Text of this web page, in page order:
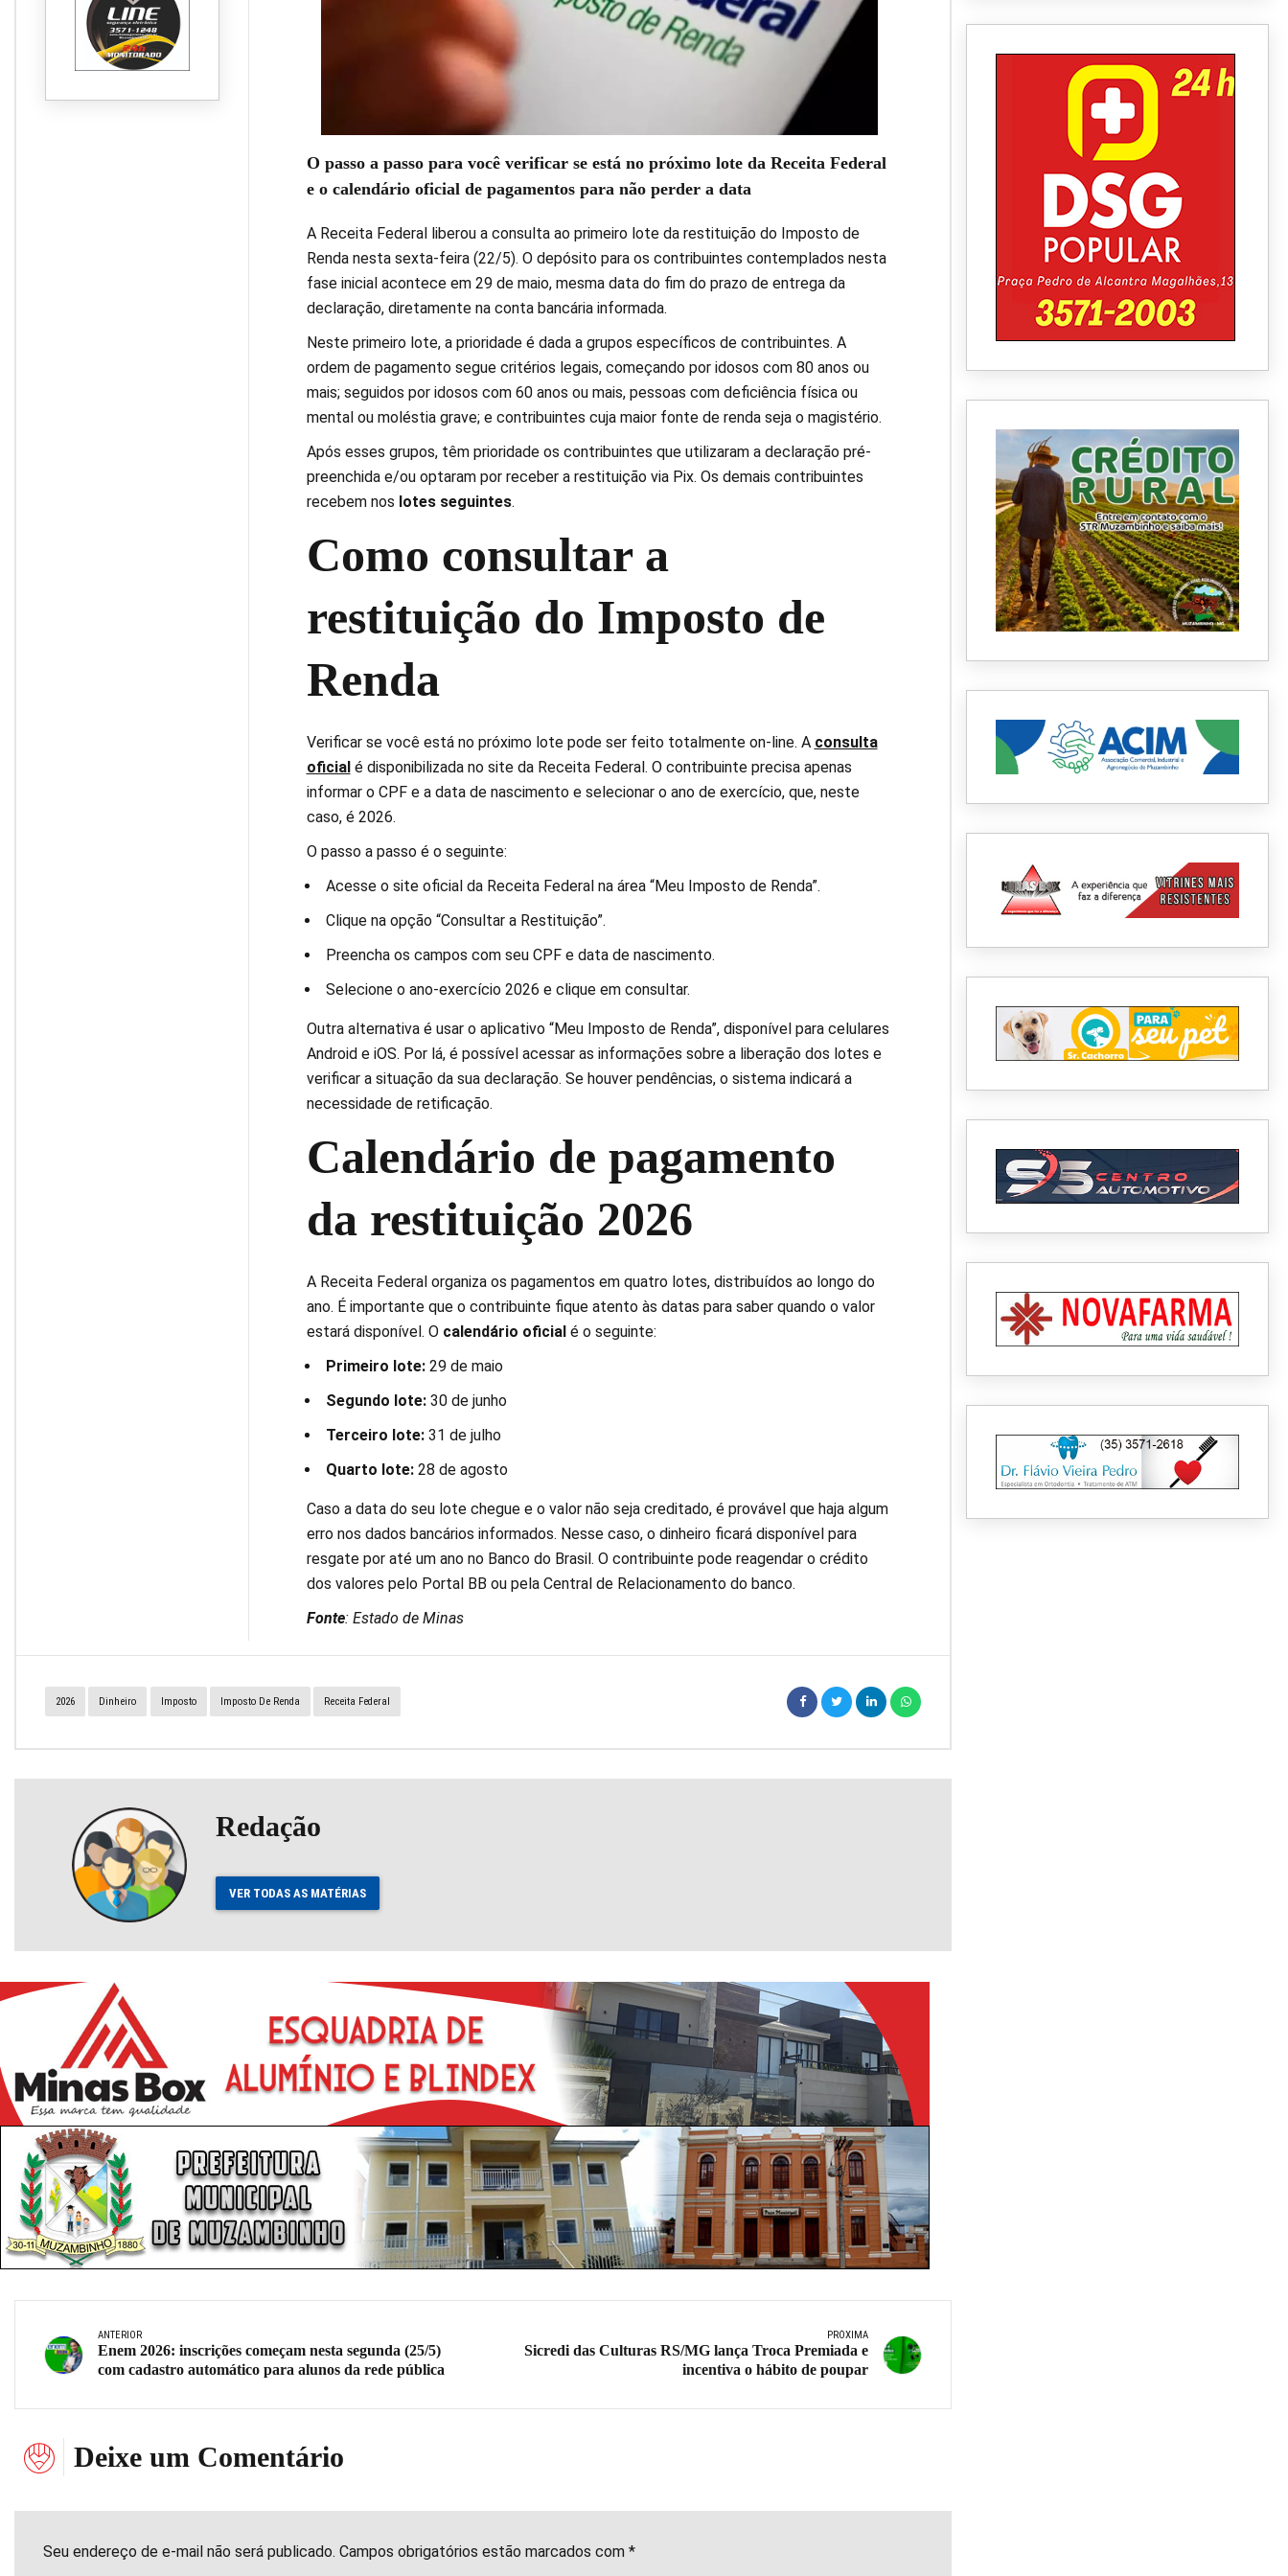
O passo a passo para você verificar se está no próximo lote da Receita Federal
e o calendário oficial de pagamentos para não perder a data
A Receita Federal liberou a consulta ao primeiro lote da restituição do Imposto de
Renda nesta sexta-feira (22/5). O depósito para os contribuintes contemplados nesta
fase inicial acontece em 29 de maio, mesma data do fim do prazo de entrega da
declaração, diretamente na conta bancária informada.
Neste primeiro lote, a prioridade é dada a grupos específicos de contribuintes. A
ordem de pagamento segue critérios legais, começando por idosos com 80 anos ou
mais; seguidos por idosos com 60 anos ou mais, pessoas com deficiência física ou
mental ou moléstia grave; e contribuintes cuja maior fonte de renda seja o magistério.
Após esses grupos, têm prioridade os contribuintes que utilizaram a declaração pré-
preenchida e/ou optaram por receber a restituição via Pix. Os demais contribuintes
recebem nos lotes seguintes.
Como consultar a
restituição do Imposto de
Renda
Verificar se você está no próximo lote pode ser feito totalmente on-line. A consulta
oficial é disponibilizada no site da Receita Federal. O contribuinte precisa apenas
informar o CPF e a data de nascimento e selecionar o ano de exercício, que, neste
caso, é 2026.
O passo a passo é o seguinte:
Acesse o site oficial da Receita Federal na área “Meu Imposto de Renda”.
Clique na opção “Consultar a Restituição”.
Preencha os campos com seu CPF e data de nascimento.
Selecione o ano-exercício 2026 e clique em consultar.
Outra alternativa é usar o aplicativo “Meu Imposto de Renda”, disponível para celulares
Android e iOS. Por lá, é possível acessar as informações sobre a liberação dos lotes e
verificar a situação da sua declaração. Se houver pendências, o sistema indicará a
necessidade de retificação.
Calendário de pagamento
da restituição 2026
A Receita Federal organiza os pagamentos em quatro lotes, distribuídos ao longo do
ano. É importante que o contribuinte fique atento às datas para saber quando o valor
estará disponível. O calendário oficial é o seguinte:
Primeiro lote:29 de maio
Segundo lote:30 de junho
Terceiro lote:31 de julho
Quarto lote:28 de agosto
Caso a data do seu lote chegue e o valor não seja creditado, é provável que haja algum
erro nos dados bancários informados. Nesse caso, o dinheiro ficará disponível para
resgate por até um ano no Banco do Brasil. O contribuinte pode reagendar o crédito
dos valores pelo Portal BB ou pela Central de Relacionamento do banco.
Fonte: Estado de Minas
2026 Dinheiro Imposto Imposto De Renda Receita Federal
Redação
VER TODAS AS MATÉRIAS
ANTERIOR
Enem 2026: inscrições começam nesta segunda (25/5)
com cadastro automático para alunos da rede pública
PRÓXIMA
Sicredi das Culturas RS/MG lança Troca Premiada e
incentiva o hábito de poupar
Deixe um Comentário
Seu endereço de e-mail não será publicado. Campos obrigatórios estão marcados com *